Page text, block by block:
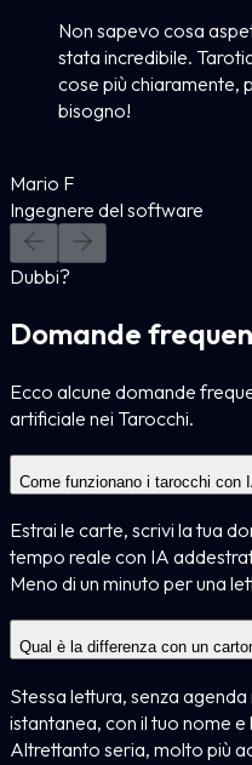
Non sapevo cosa
stata incredibile.
cose più chiaramente,
bisogno!
Mario F
Ingegnere del software
Dubbi?
Domande
Ecco alcune domande
artificiale nei Tarocchi.
Come funzionano i tarocchi con
Estrai le carte, scrivi la tua
tempo reale con IA
Meno di un minuto per una
Qual è la differenza con un
Stessa lettura, senza
istantanea, con il tuo nome
Altrettanto seria, molto più